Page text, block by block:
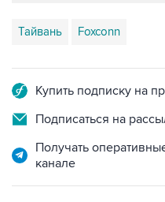
Тайвань Foxconn
Купить подписку на
Подписаться на
Получать
канале